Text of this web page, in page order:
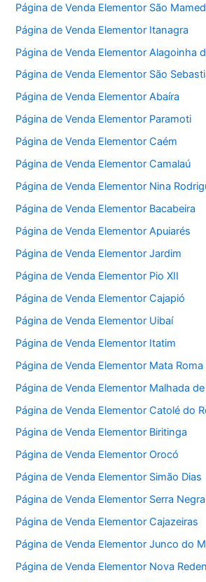
Página de Venda Elementor São
Página de Venda Elementor Itanagra
Página de Venda Elementor Alagoinha
Página de Venda Elementor São
Página de Venda Elementor Abaíra
Página de Venda Elementor Paramoti
Página de Venda Elementor Caém
Página de Venda Elementor Camalaú
Página de Venda Elementor Nina
Página de Venda Elementor Bacabeira
Página de Venda Elementor Apuiarés
Página de Venda Elementor Jardim
Página de Venda Elementor Pio XII
Página de Venda Elementor Cajapió
Página de Venda Elementor Uibaí
Página de Venda Elementor Itatim
Página de Venda Elementor Mata Roma
Página de Venda Elementor Malhada
Página de Venda Elementor Catolé do
Página de Venda Elementor Biritinga
Página de Venda Elementor Orocó
Página de Venda Elementor Simão Dias
Página de Venda Elementor Serra
Página de Venda Elementor Cajazeiras
Página de Venda Elementor Junco do
Página de Venda Elementor Nova